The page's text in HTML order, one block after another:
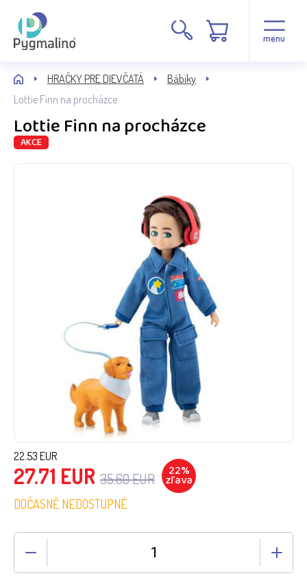
menu
HRAČKY PRE DIEVČATÁ
Bábiky
Lottie Finn na procházce
Lottie Finn na procházce
AKCE
22.53 EUR
27.71 EUR 35.60EUR 22%
zľava
DOČASNĚ NEDOSTUPNÉ